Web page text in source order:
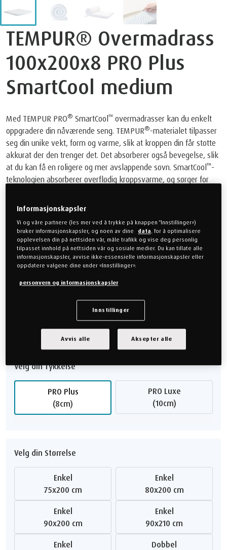
TEMPUR® Overmadrass
100x200x8 PRO Plus
SmartCool medium
Med TEMPUR PRO® SmartCool™ overmadrasser kan du enkelt
oppgradere din nåværende seng. TEMPUR®-materialet tilpasser
seg din unike vekt, form og varme, slik at kroppen din får støtte
akkurat der den trenger det. Det absorberer også bevegelse, slik
at du kan få en roligere og mer avslappende søvn. SmartCool™-
teknologien absorberer overflødig kroppsvarme, og sørger for
tas av og vaskes i maskin på 40 grader.
kr 14.499,00
Velg din Følelse
Myk
Komfortguide
Velg din Tykkelse
PRO Plus
(8cm)
PRO Luxe
(10cm)
Velg din Størrelse
Enkel
75x200 cm
Enkel
80x200 cm
Enkel
90x200 cm
Enkel
90x210 cm
Enkel
Dobbel
Informasjonskapsler
Vi og våre partnere (les mer ved å trykke på knappen "Innstillinger»)
bruker informasjonskapsler, og noen av dine
data, for å optimalisere
opplevelsen din på nettsiden vår, måle trafikk og vise deg personlig
tilpasset innhold på nettsiden vår og sosiale medier. Du kan tillate alle
informasjonskapsler, avvise ikke-essensielle informasjonskapsler eller
oppdatere valgene dine under «Innstillinger».
personvern og informasjonskapsler
Innstillinger
Avvis alle Aksepter alle